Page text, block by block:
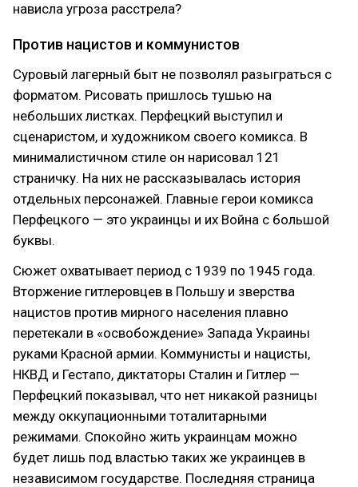
нависла угроза расстрела?
Против нацистов и коммунистов
Суровый лагерный быт не позволял разыграться с
форматом. Рисовать пришлось тушью на
небольших листках. Перфецкий выступил и
сценаристом, и художником своего комикса. В
минималистичном стиле он нарисовал 121
страничку. На них не рассказывалась история
отдельных персонажей. Главные герои комикса
Перфецкого — это украинцы и их Война с большой
буквы.
Сюжет охватывает период с 1939 по 1945 года.
Вторжение гитлеровцев в Польшу и зверства
нацистов против мирного населения плавно
перетекали в «освобождение»‎ Запада Украины
руками Красной армии. Коммунисты и нацисты,
НКВД и Гестапо, диктаторы Сталин и Гитлер —
Перфецкий показывал, что нет никакой разницы
между оккупационными тоталитарными
режимами. Спокойно жить украинцам можно
будет лишь под властью таких же украинцев в
независимом государстве. Последняя страница